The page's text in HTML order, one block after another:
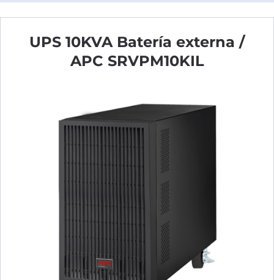
UPS 10KVA Batería externa /
APC SRVPM10KIL